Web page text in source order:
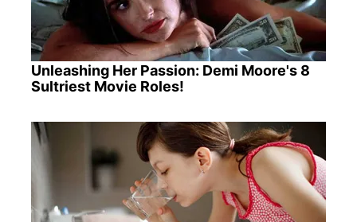
Unleashing Her Passion: Demi Moore's 8
Sultriest Movie Roles!